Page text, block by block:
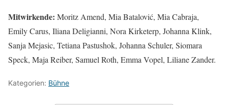
Mitwirkende: Moritz Amend, Mia Batalović, Mia Cabraja,
Emily Carus, Iliana Deligianni, Nora Kirketerp, Johanna Klink,
Sanja Mejasic, Tetiana Pastushok, Johanna Schuler, Siomara
Speck, Maja Reiber, Samuel Roth, Emma Vopel, Liliane Zander.
Kategorien: Bühne